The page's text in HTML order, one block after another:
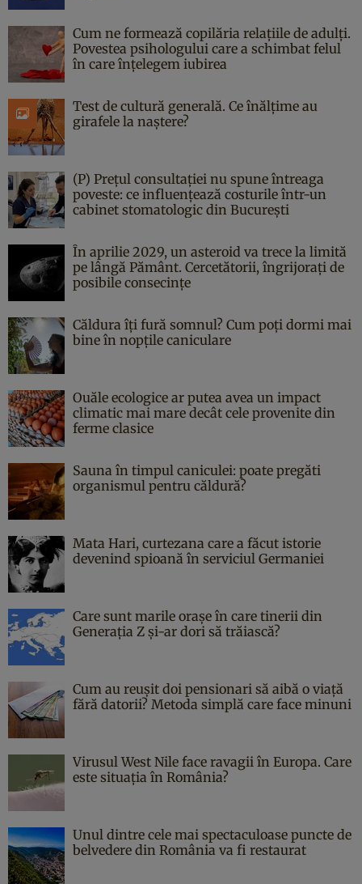
Cum ne formează copilăria relațiile de adulți.
Povestea psihologului care a schimbat felul
în care înțelegem iubirea
Test de cultură generală. Ce înălțime au
girafele la naștere?
(P) Prețul consultației nu spune întreaga
poveste: ce influențează costurile într-un
cabinet stomatologic din București
În aprilie 2029, un asteroid va trece la limită
pe lângă Pământ. Cercetătorii, îngrijorați de
posibile consecințe
Căldura îți fură somnul? Cum poți dormi mai
bine în nopțile caniculare
Ouăle ecologice ar putea avea un impact
climatic mai mare decât cele provenite din
ferme clasice
Sauna în timpul caniculei: poate pregăti
organismul pentru căldură?
Mata Hari, curtezana care a făcut istorie
devenind spioană în serviciul Germaniei
Care sunt marile orașe în care tinerii din
Generația Z și-ar dori să trăiască?
Cum au reușit doi pensionari să aibă o viață
fără datorii? Metoda simplă care face minuni
Virusul West Nile face ravagii în Europa. Care
este situația în România?
Unul dintre cele mai spectaculoase puncte de
belvedere din România va fi restaurat